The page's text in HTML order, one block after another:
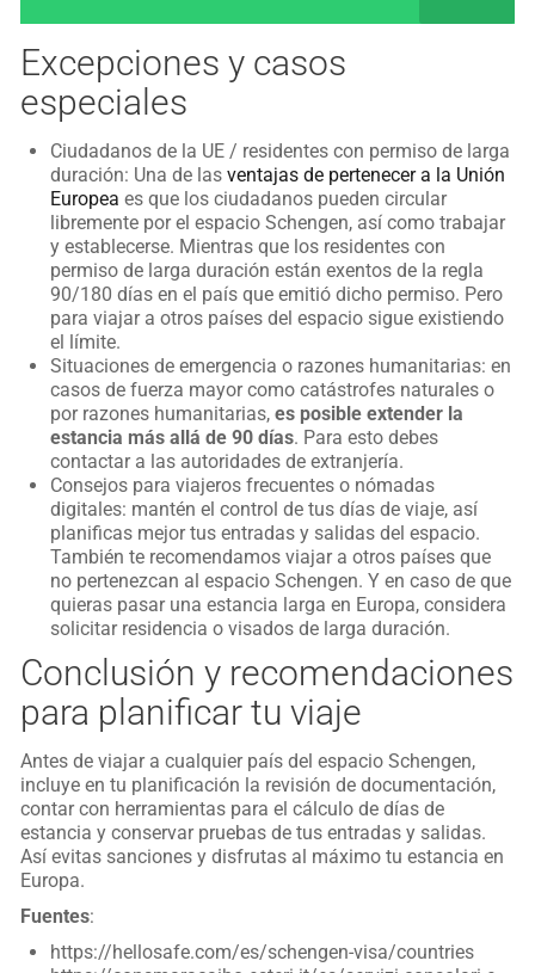
Excepciones y casos
especiales
Ciudadanos de la UE / residentes con permiso de larga
duración: Una de lasventajas de pertenecer a la Unión
Europea es que los ciudadanos pueden circular
libremente por el espacio Schengen, así como trabajar
y establecerse. Mientras que los residentes con
permiso de larga duración están exentos de la regla
90/180 días en el país que emitió dicho permiso. Pero
para viajar a otros países del espacio sigue existiendo
el límite.
Situaciones de emergencia o razones humanitarias: en
casos de fuerza mayor como catástrofes naturales o
por razones humanitarias,es posible extender la
estancia más allá de 90 días. Para esto debes
contactar a las autoridades de extranjería.
Consejos para viajeros frecuentes o nómadas
digitales: mantén el control de tus días de viaje, así
planificas mejor tus entradas y salidas del espacio.
También te recomendamos viajar a otros países que
no pertenezcan al espacio Schengen. Y en caso de que
quieras pasar una estancia larga en Europa, considera
solicitar residencia o visados de larga duración.
Conclusión y recomendaciones
para planificar tu viaje
Antes de viajar a cualquier país del espacio Schengen,
incluye en tu planificación la revisión de documentación,
contar con herramientas para el cálculo de días de
estancia y conservar pruebas de tus entradas y salidas.
Así evitas sanciones y disfrutas al máximo tu estancia en
Europa.
Fuentes:
https://hellosafe.com/es/schengen-visa/countries